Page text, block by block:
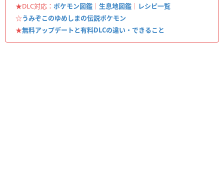
★DLC対応： ポケモン図鑑 ｜ 生息地図鑑 ｜ レシピ一覧
☆うみぞこのゆめしまの伝説ポケモン
★無料アップデートと有料DLCの違い・できること